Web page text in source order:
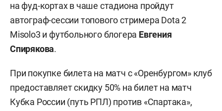
на фуд-кортах в чаше стадиона пройдут
автограф-сессии топового стримера Dota 2
Misolo3 и футбольного блогера Евгения
Спирякова.
При покупке билета на матч с «Оренбургом» клуб
предоставляет скидку 50% на билет на матч
Кубка России (путь РПЛ) против «Спартака»,